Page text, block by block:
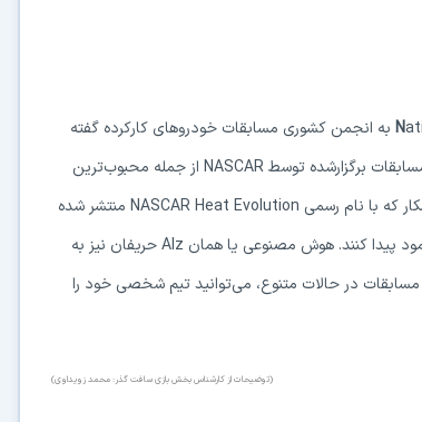
N به انجمن کشوری مسابقات خودروهای کارکرده گفته
برگزارشده توسطNASCAR از جمله محبوب‌ترین
که با نام رسمی NASCAR Heat Evolution منتشر شده
پیدا کنند. هوش مصنوعی یا همان AIzحریفان نیز به
در حالات متنوع، می‌توانید تیم شخصی خود را
(توضیحات از کارشناس بخش بازی سافت گذر: محمد زویداوی)